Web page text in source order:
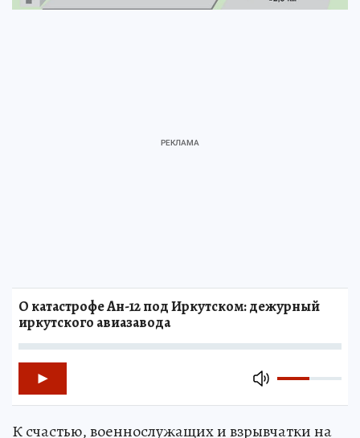
О катастрофе Ан-12 под Иркутском: дежурный
иркутского авиазавода
К счастью, военнослужащих и взрывчатки на